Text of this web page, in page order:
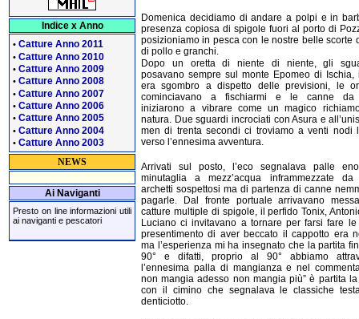
Indice x Anno
• Catture Anno 2011
• Catture Anno 2010
• Catture Anno 2009
• Catture Anno 2008
• Catture Anno 2007
• Catture Anno 2006
• Catture Anno 2005
• Catture Anno 2004
• Catture Anno 2003
NEWS
Ai Naviganti
Presto on line informazioni utili
ai naviganti e pescatori
Domenica decidiamo di andare a polpi e in
presenza copiosa di spigole fuori al porto di
posizioniamo in pesca con le nostre belle scorte
di pollo e granchi.
Dopo un oretta di niente di niente, gli
posavano sempre sul monte Epomeo di Ischia,
era sgombro a dispetto delle previsioni, le
cominciavano a fischiarmi e le canne da
iniziarono a vibrare come un magico
natura. Due sguardi incrociati con Asura e
men di trenta secondi ci troviamo a venti nodi
verso l’ennesima avventura.
Arrivati sul posto, l’eco segnalava palle
minutaglia a mezz’acqua inframmezzate da
archetti sospettosi ma di partenza di canne
pagarle. Dal fronte portuale arrivavano
catture multiple di spigole, il perfido Tonix,
Luciano ci invitavano a tornare per farsi fare le
presentimento di aver beccato il cappotto era
ma l’esperienza mi ha insegnato che la partita
90° e difatti, proprio al 90° abbiamo
l’ennesima palla di mangianza e nel
non mangia adesso non mangia più” è partita
con il cimino che segnalava le classiche
denticiotto.